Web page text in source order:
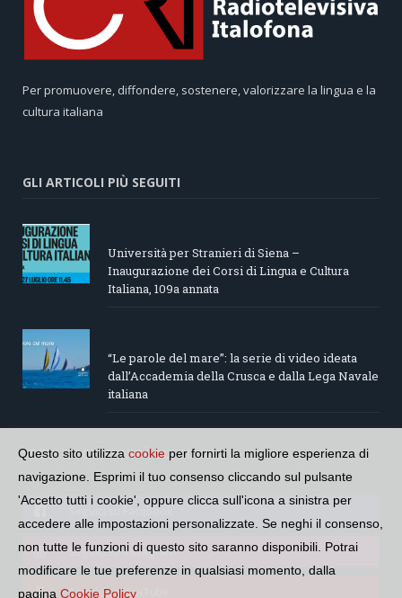
Per promuovere, diffondere, sostenere, valorizzare la lingua e la
cultura italiana
GLI ARTICOLI PIÙ SEGUITI
Università per Stranieri di Siena –
Inaugurazione dei Corsi di Lingua e Cultura
Italiana, 109a annata
“Le parole del mare”: la serie di video ideata
dall’Accademia della Crusca e dalla Lega Navale
italiana
SEGUI LA COMUNITÀ SUI SOCIAL
Seguici su Facebook
Seguici su Instagram
Seguici su YouTube
Questo sito utilizza cookie per fornirti la migliore esperienza di
navigazione. Esprimi il tuo consenso cliccando sul pulsante
'Accetto tutti i cookie', oppure clicca sull'icona a sinistra per
accedere alle impostazioni personalizzate. Se neghi il consenso,
non tutte le funzioni di questo sito saranno disponibili. Potrai
modificare le tue preferenze in qualsiasi momento, dalla
pagina Cookie Policy